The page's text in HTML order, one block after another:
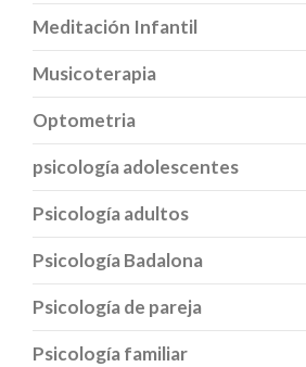
Meditación Infantil
Musicoterapia
Optometria
psicología adolescentes
Psicología adultos
Psicología Badalona
Psicología de pareja
Psicología familiar